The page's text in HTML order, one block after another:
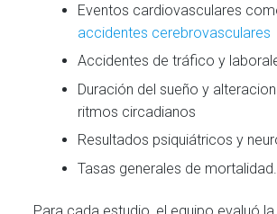
Eventos cardiovasculares
accidentes cerebrovasculares
Accidentes de tráfico y
Duración del sueño y
ritmos circadianos
Resultados psiquiátricos y
Tasas generales de mortalidad.